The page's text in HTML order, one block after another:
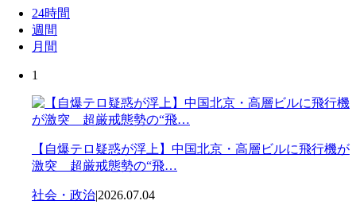
24時間
週間
月間
1
【自爆テロ疑惑が浮上】中国北京・高層ビルに飛行機が
激突 超厳戒態勢の“飛…
社会・政治|2026.07.04